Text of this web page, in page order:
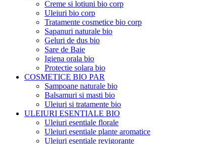
Creme si lotiuni bio corp
Uleiuri bio corp
Tratamente cosmetice bio corp
Sapanuri naturale bio
Geluri de dus bio
Sare de Baie
Igiena orala bio
Protectie solara bio
COSMETICE BIO PAR
Sampoane naturale bio
Balsamuri si masti bio
Uleiuri si tratamente bio
ULEIURI ESENTIALE BIO
Uleiuri esentiale florale
Uleiuri esentiale plante aromatice
Uleiuri esentiale revigorante